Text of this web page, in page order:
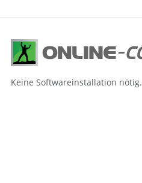
Keine Softwareinstallation nötig.